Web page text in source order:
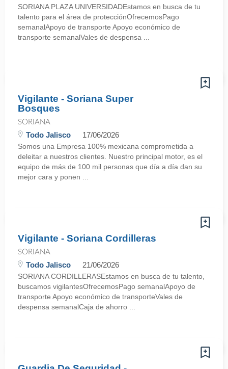
SORIANA PLAZA UNIVERSIDADEstamos en busca de tu
talento para el área de protecciónOfrecemosPago
semanalApoyo de transporte Apoyo económico de
transporte semanalVales de despensa ...
Vigilante - Soriana Super
Bosques
SORIANA
Todo Jalisco 17/06/2026
Somos una Empresa 100% mexicana comprometida a
deleitar a nuestros clientes. Nuestro principal motor, es el
equipo de más de 100 mil personas que día a día dan su
mejor cara y ponen ...
Vigilante - Soriana Cordilleras
SORIANA
Todo Jalisco 21/06/2026
SORIANA CORDILLERASEstamos en busca de tu talento,
buscamos vigilantesOfrecemosPago semanalApoyo de
transporte Apoyo económico de transporteVales de
despensa semanalCaja de ahorro ...